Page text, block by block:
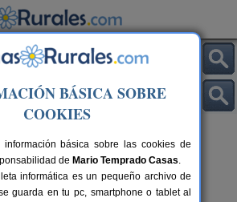
cerca de Ines
BÁSICA SOBRE
COOKIES
información básica sobre las cookies de
de Mario Temprado Casas.
informática es un pequeño archivo de
guarda en tu pc, smartphone o tablet al